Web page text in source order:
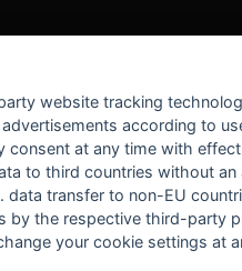
website tracking
according to
consent at any time with
to third countries without
data transfer to non-EU
by the respective third-party
your cookie settings at